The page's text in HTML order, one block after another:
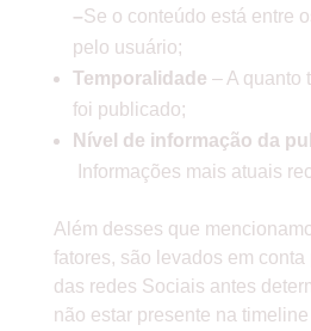
–Se o conteúdo está entre
pelo usuário;
Temporalidade – A quanto
foi publicado;
Nível de informação da
Informações mais atuais
Além desses que
fatores, são levados em
das redes Sociais antes
não estar presente na